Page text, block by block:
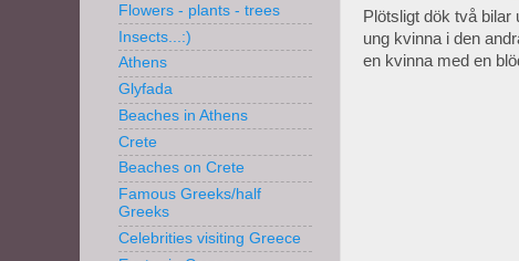
Plötsligt dök två bilar
ung kvinna i den
en kvinna med en
Flowers - plants - trees
Insects...:)
Athens
Glyfada
Beaches in Athens
Crete
Beaches on Crete
Famous Greeks/half
Greeks
Celebrities visiting Greece